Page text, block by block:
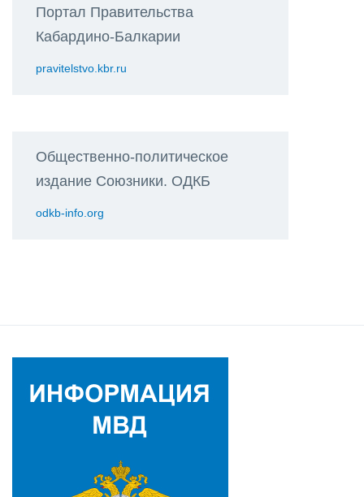
Портал Правительства
Кабардино-Балкарии
pravitelstvo.kbr.ru
Общественно-политическое
издание Союзники. ОДКБ
odkb-info.org